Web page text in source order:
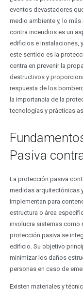
eventos devastadores
medio ambiente y, lo
contra incendios es un
edificios e instalaciones,
este sentido es la
centra en prevenir la
destructivos y
respuesta de los
la importancia de la
tecnologías y prácticas
Pasiva
La protección pasiva
medidas arquitectónicas
implementan para
estructura o área
involucra sistemas como
protección pasiva se
edificio. Su objetivo
minimizar los daños
personas en caso de
Existen materiales y